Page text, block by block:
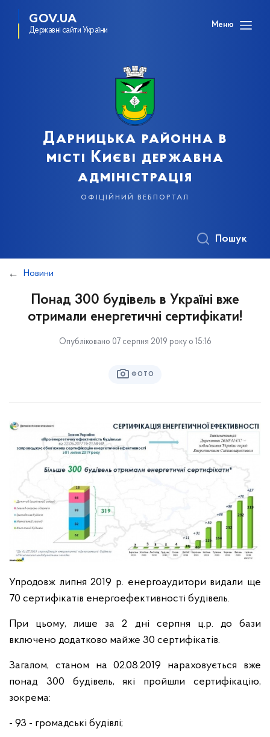
GOV.UA
Державні сайти України
Меню
Дарницька районна в
місті Києві державна
адміністрація
офіційний вебпортал
Пошук
Новини
Понад 300 будівель в Україні вже
отримали енергетичні сертифікати!
Опубліковано 07 серпня 2019 року о 15:16
ФОТО
Упродовж липня 2019 р. енергоаудитори видали ще
70 сертифікатів енергоефективності будівель.
При цьому, лише за 2 дні серпня ц.р. до бази
включено додатково майже 30 сертифікатів.
Загалом, станом на 02.08.2019 нараховується вже
понад 300 будівель, які пройшли сертифікацію,
зокрема:
- 93 - громадські будівлі;